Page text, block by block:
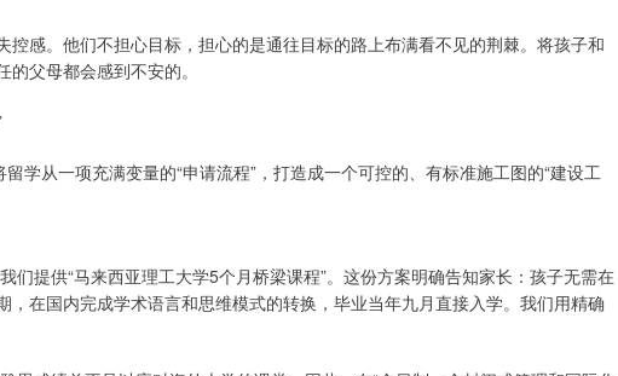
感。他们不担心目标，担心的是通往目标的路上布满看不见的荆棘。将孩子和
父母都会感到不安的。
学从一项充满变量的“申请流程”，打造成一个可控的、有标准施工图的“建设工
们提供“马来西亚理工大学5个月桥梁课程”。这份方案明确告知家长：孩子无需在
在国内完成学术语言和思维模式的转换，毕业当年九月直接入学。我们用精确